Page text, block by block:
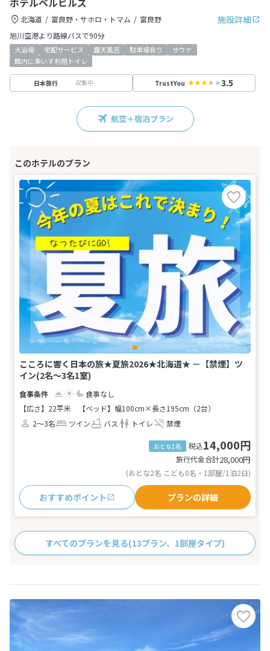
施設詳細
北海道 富良野・サホロ・トマム
富良野
旭川空港より路線バスで90分
大浴場 宅配サービス 露天風呂 駐車場有り
サウナ
館内に車いす利用トイレ
日本旅行 収集中 TrustYou 3.5
航空＋宿泊プラン
こころに響く日本の旅★夏旅2026★北海道★ －【禁煙】ツ
イン(2名～3名1室)
食事なし
【広さ】22平米
【ベッド】幅100cm×長さ195cm（2台）
2～3名
ツイン バス トイレ 禁煙
おとな1名 税込14,000円
旅行代金合計28,000円
(おとな2名 こども0名・1部屋/1泊2日)
おすすめポイント プランの詳細
すべてのプランを見る(13プラン、1部屋タイプ)